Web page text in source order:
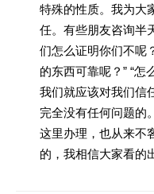
特殊的性质。我为大
任。有些朋友咨询半
们怎么证明你们不呢
的东西可靠呢？” “怎
我们就应该对我们信
完全没有任何问题的
这里办理，也从来不
的，我相信大家看的